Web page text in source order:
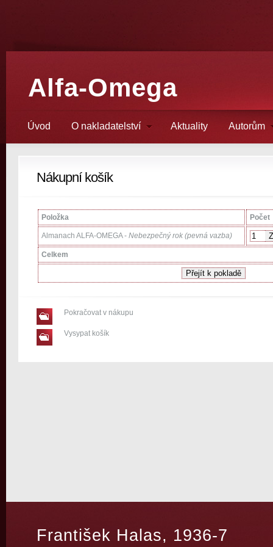
Alfa-Omega
Úvod O nakladatelství Aktuality Autorům
Nákupní košík
Položka Počet
Almanach ALFA-OMEGA - Nebezpečný rok (pevná vazba)
Celkem
Pokračovat v nákupu
Vysypat košík
František Halas, 1936-7